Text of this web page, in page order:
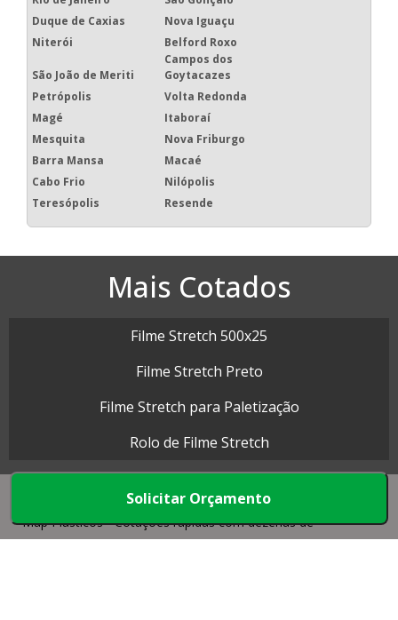
Solicitar Orçamento
Duque de Caxias
Nova Iguaçu
Niterói
Belford Roxo
São João de Meriti
Campos dos
Goytacazes
Petrópolis
Volta Redonda
Magé
Itaboraí
Mesquita
Nova Friburgo
Barra Mansa
Macaé
Cabo Frio
Nilópolis
Teresópolis
Resende
Mais Cotados
Filme Stretch 500x25
Filme Stretch Preto
Filme Stretch para Paletização
Rolo de Filme Stretch
Map Plásticos - Cotações rápidas com dezenas de